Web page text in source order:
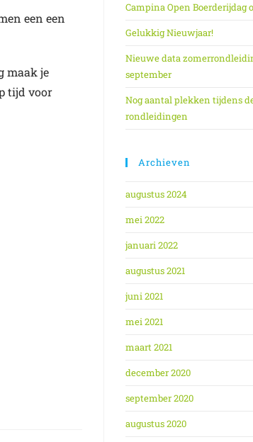
een een
maak je
tijd voor
Campina Open Boerderijdag
Gelukkig Nieuwjaar!
Nieuwe data
september
Nog aantal plekken tijdens
rondleidingen
Archieven
augustus 2024
mei 2022
januari 2022
augustus 2021
juni 2021
mei 2021
maart 2021
december 2020
september 2020
augustus 2020